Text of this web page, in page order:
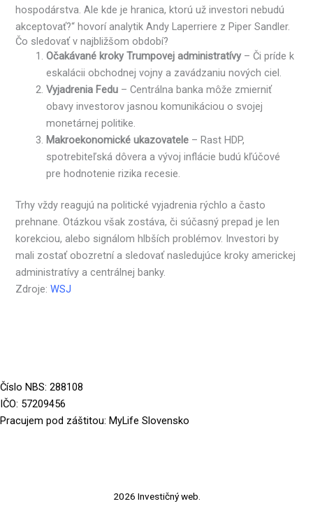
hospodárstva. Ale kde je hranica, ktorú už investori nebudú
akceptovať?“ hovorí analytik Andy Laperriere z Piper Sandler.
Čo sledovať v najbližšom období?
Očakávané kroky Trumpovej administratívy– Či príde k
eskalácii obchodnej vojny a zavádzaniu nových ciel.
Vyjadrenia Fedu – Centrálna banka môže zmierniť
obavy investorov jasnou komunikáciou o svojej
monetárnej politike.
Makroekonomické ukazovatele – Rast HDP,
spotrebiteľská dôvera a vývoj inflácie budú kľúčové
pre hodnotenie rizika recesie.
Trhy vždy reagujú na politické vyjadrenia rýchlo a často
prehnane. Otázkou však zostáva, či súčasný prepad je len
korekciou, alebo signálom hlbších problémov. Investori by
mali zostať obozretní a sledovať nasledujúce kroky americkej
administratívy a centrálnej banky.
Zdroje:WSJ
Číslo NBS: 288108
IČO: 57209456
Pracujem pod záštitou: MyLife Slovensko
2026 Investičný web.